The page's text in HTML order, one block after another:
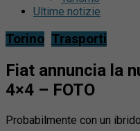
Ultime notizie
Torino Trasporti
Fiat annuncia la
4×4 – FOTO
Probabilmente con un